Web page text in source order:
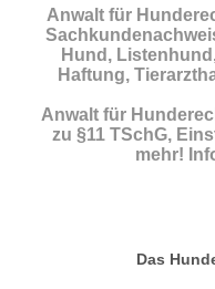
Anwalt für
Hund,
Haftung,
Anwalt für
zu §11 TSchG,
mehr!
Das